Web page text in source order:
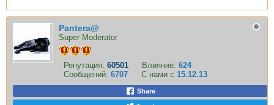
Pantera@
Super Moderator
Репутация: 60501 Влияние: 624
Сообщений: 6707 С нами с 15.12.13
Share